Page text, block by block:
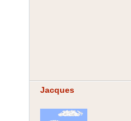
Jacques